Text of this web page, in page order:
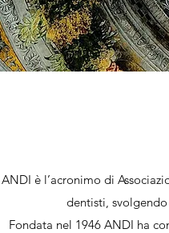
ANDI è l’acronimo di
dentisti,
Fondata nel 1946 ANDI ha